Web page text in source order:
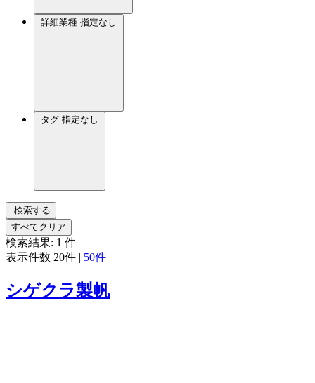
詳細業種 指定なし
タグ 指定なし
検索する
すべてクリア
検索結果: 1 件
表示件数 20件 | 50件
シゲクラ製帆